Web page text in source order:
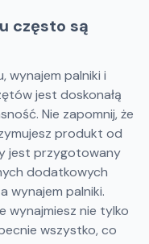
często są
wynajem palniki i
jest doskonałą
Nie zapomnij, że
produkt od
jest przygotowany
dodatkowych
wynajem palniki.
wynajmiesz nie tylko
wszystko, co